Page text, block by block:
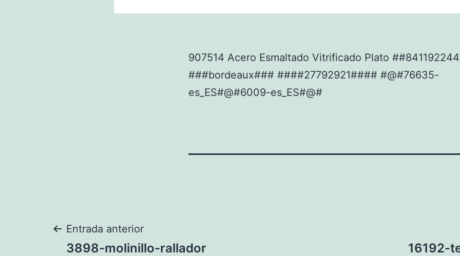
907514 Acero Esmaltado Vitrificado Plato
###bordeaux### ####27792921#### #@#76635-
es_ES#@#6009-es_ES#@#
Navegación
Entrada anterior
3898-molinillo-rallador 16192-